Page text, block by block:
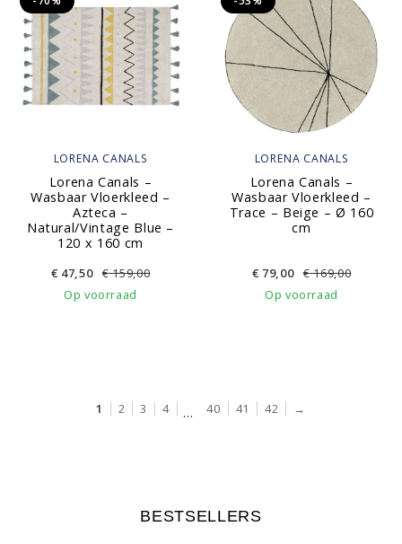
LORENA CANALS
Lorena Canals –
Wasbaar Vloerkleed –
Azteca –
Natural/Vintage Blue –
120 x 160 cm
€ 47,50 €159,00
Op voorraad
LORENA CANALS
Lorena Canals –
Wasbaar Vloerkleed –
Trace – Beige – Ø 160
cm
€ 79,00 €169,00
Op voorraad
1 2 3 4 … 40 41 42 →
BESTSELLERS